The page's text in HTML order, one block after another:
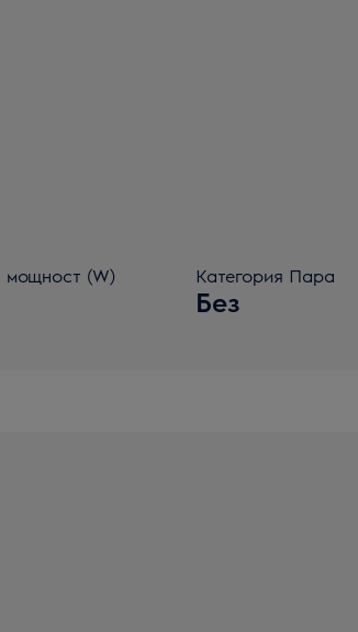
(W) Категория Пара
Без